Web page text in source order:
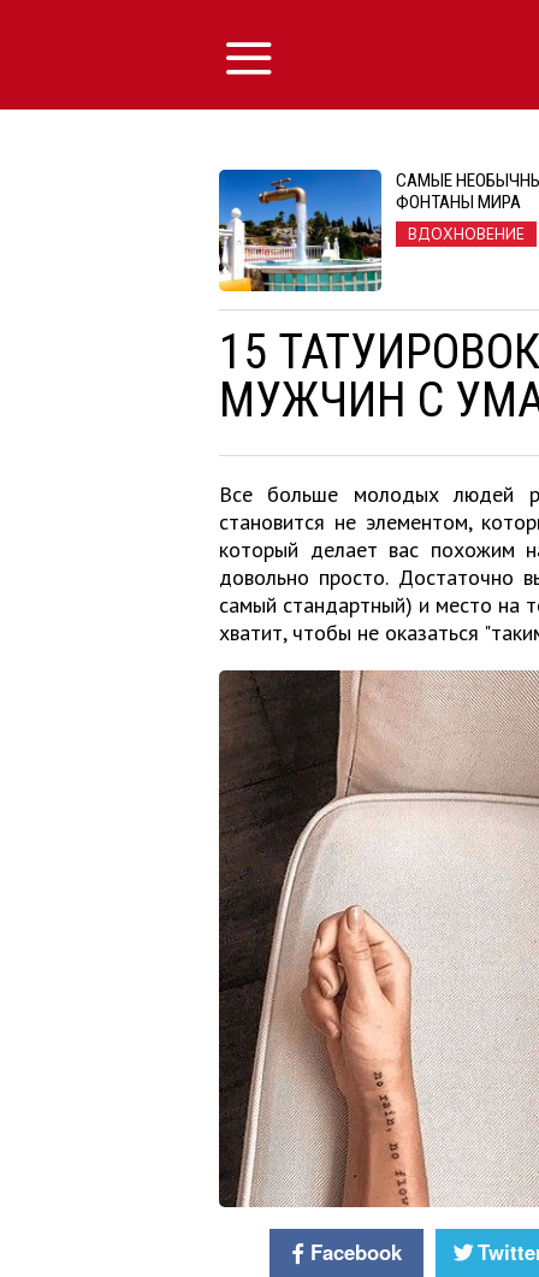
САМЫЕ
ФОНТАНЫ МИРА
ВДОХНОВЕНИЕ
15
МУЖЧИН С
Все больше молодых людей
становится не элементом,
который делает вас похожим
довольно просто. Достаточно
самый стандартный) и место на
хватит, чтобы не оказаться
Facebook